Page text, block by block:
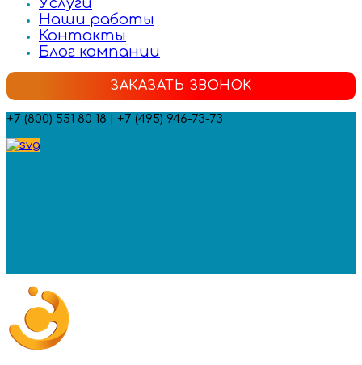
Услуги
Наши работы
Контакты
Блог компании
ЗАКАЗАТЬ ЗВОНОК
+7 (800) 551 80 18 | +7 (495) 946-73-73